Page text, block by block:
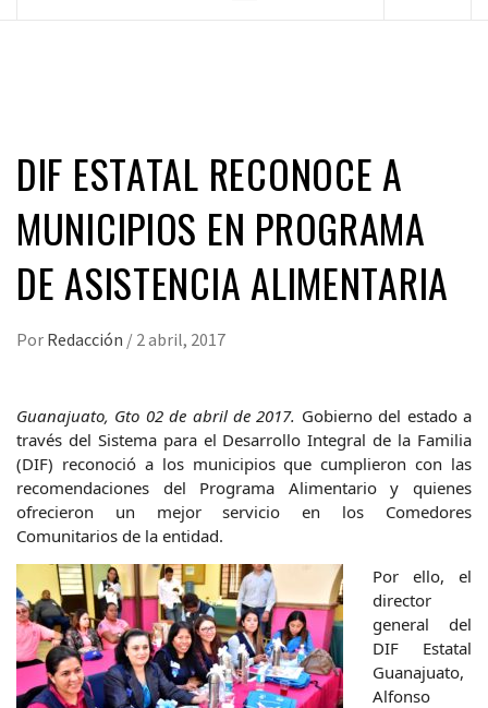
DIF ESTATAL RECONOCE A
MUNICIPIOS EN PROGRAMA
DE ASISTENCIA ALIMENTARIA
Por Redacción / 2 abril, 2017
Guanajuato, Gto 02 de abril de 2017. Gobierno del estado a
través del Sistema para el Desarrollo Integral de la Familia
(DIF) reconoció a los municipios que cumplieron con las
recomendaciones del Programa Alimentario y quienes
ofrecieron un mejor servicio en los Comedores
Comunitarios de la entidad.
Por ello, el
director
general del
DIF Estatal
Guanajuato,
Alfonso